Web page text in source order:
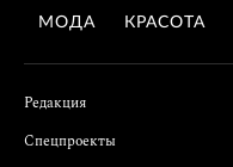
МОДА КРАСОТА
Редакция
Спецпроекты